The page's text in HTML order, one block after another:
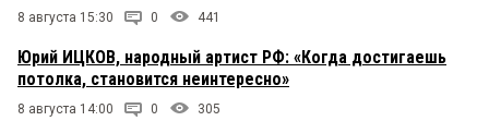
8 августа 15:30 0 441
Юрий ИЦКОВ, народный артист РФ: «Когда достигаешь
потолка, становится неинтересно»
8 августа 14:00 0 305